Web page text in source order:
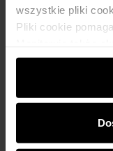
wszystkie pliki
Pliki cookie
wyświetlać im
rekomendacje
najnowszych
partnerom
analitycznym.